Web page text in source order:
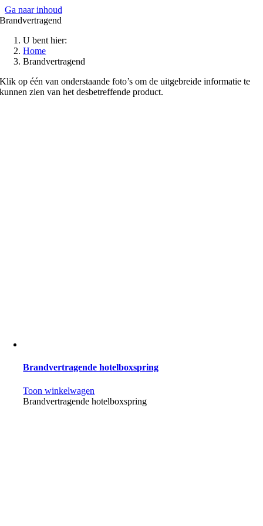
Ga naar inhoud
Brandvertragend
U bent hier:
Home
Brandvertragend
Klik op één van onderstaande foto’s om de uitgebreide informatie te
kunnen zien van het desbetreffende product.
Brandvertragende hotelboxspring
Toon winkelwagen
Brandvertragende hotelboxspring